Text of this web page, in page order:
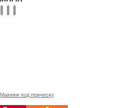
Макияж под прическу